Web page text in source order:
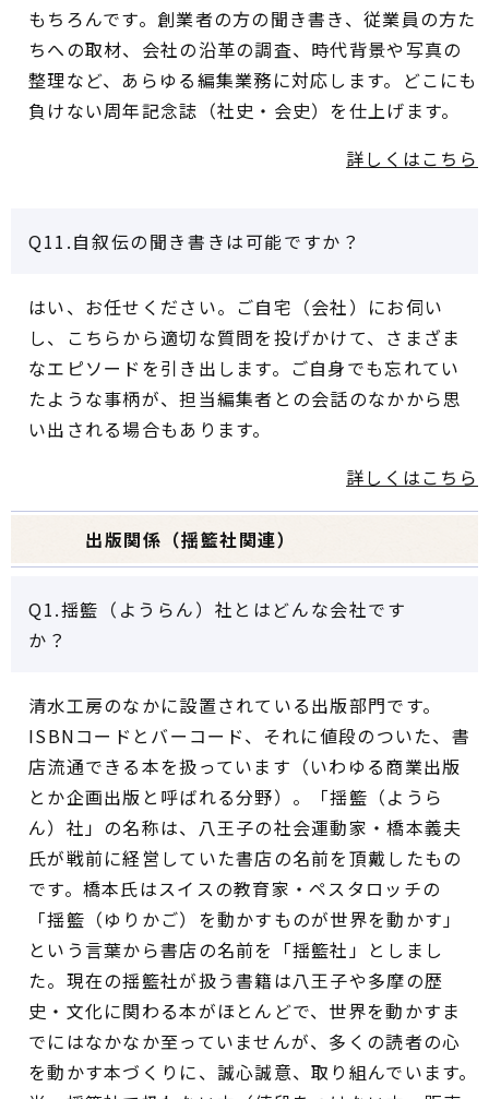
もちろんです。創業者の方の聞き書き、従業員の方た
ちへの取材、会社の沿革の調査、時代背景や写真の
整理など、あらゆる編集業務に対応します。どこにも
負けない周年記念誌（社史・会史）を仕上げます。
詳しくはこちら
Q11.自叙伝の聞き書きは可能ですか？
はい、お任せください。ご自宅（会社）にお伺い
し、こちらから適切な質問を投げかけて、さまざま
なエピソードを引き出します。ご自身でも忘れてい
たような事柄が、担当編集者との会話のなかから思
い出される場合もあります。
詳しくはこちら
出版関係（揺籃社関連）
Q1.揺籃（ようらん）社とはどんな会社です
か？
清水工房のなかに設置されている出版部門です。
ISBNコードとバーコード、それに値段のついた、書
店流通できる本を扱っています（いわゆる商業出版
とか企画出版と呼ばれる分野）。「揺籃（ようら
ん）社」の名称は、八王子の社会運動家・橋本義夫
氏が戦前に経営していた書店の名前を頂戴したもの
です。橋本氏はスイスの教育家・ペスタロッチの
「揺籃（ゆりかご）を動かすものが世界を動かす」
という言葉から書店の名前を「揺籃社」としまし
た。現在の揺籃社が扱う書籍は八王子や多摩の歴
史・文化に関わる本がほとんどで、世界を動かすま
でにはなかなか至っていませんが、多くの読者の心
を動かす本づくりに、誠心誠意、取り組んでいます。